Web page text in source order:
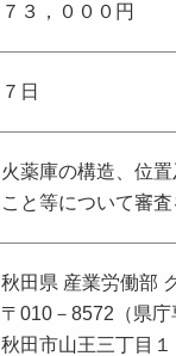
７３，０００円
７日
火薬庫の構造、位
こと等について審査
秋田県 産業労働部
〒010－8572（県庁
秋田市山王三丁目１